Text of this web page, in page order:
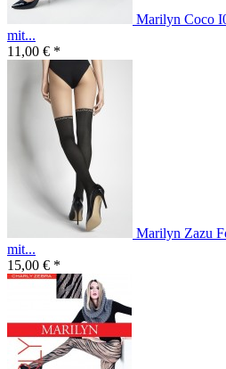
Marilyn Coco
mit...
11,00 € *
Marilyn Zazu
mit...
15,00 € *